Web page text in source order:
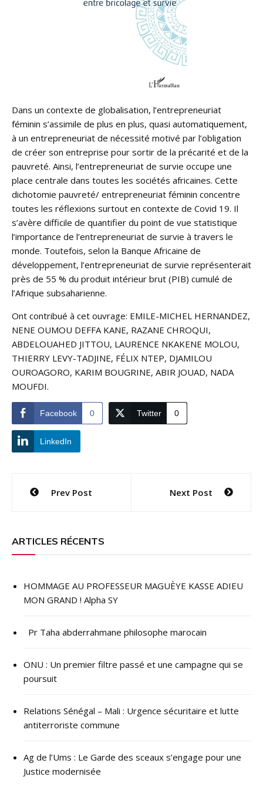
Dans un contexte de globalisation, l’entrepreneuriat
féminin s’assimile de plus en plus, quasi automatiquement,
à un entrepreneuriat de nécessité motivé par l’obligation
de créer son entreprise pour sortir de la précarité et de la
pauvreté. Ainsi, l’entrepreneuriat de survie occupe une
place centrale dans toutes les sociétés africaines. Cette
dichotomie pauvreté/ entrepreneuriat féminin concentre
toutes les réflexions surtout en contexte de Covid 19. Il
s’avère difficile de quantifier du point de vue statistique
l’importance de l’entrepreneuriat de survie à travers le
monde. Toutefois, selon la Banque Africaine de
développement, l’entrepreneuriat de survie représenterait
près de 55 % du produit intérieur brut (PIB) cumulé de
l’Afrique subsaharienne.
Ont contribué à cet ouvrage: EMILE-MICHEL HERNANDEZ,
NENE OUMOU DEFFA KANE, RAZANE CHROQUI,
ABDELOUAHED JITTOU, LAURENCE NKAKENE MOLOU,
THIERRY LEVY-TADJINE, FÉLIX NTEP, DJAMILOU
OUROAGORO, KARIM BOUGRINE, ABIR JOUAD, NADA
MOUFDI.
Facebook 0 Twitter 0
LinkedIn
Navigation
l’article
Prev Post Next Post
ARTICLES RÉCENTS
HOMMAGE AU PROFESSEUR MAGUÈYE KASSE ADIEU
MON GRAND ! Alpha SY
Pr Taha abderrahmane philosophe marocain
ONU : ​Un premier filtre passé et une campagne qui se
poursuit
Relations Sénégal – Mali : Urgence sécuritaire et lutte
antiterroriste commune
Ag de l’Ums : Le Garde des sceaux s’engage pour une
Justice modernisée